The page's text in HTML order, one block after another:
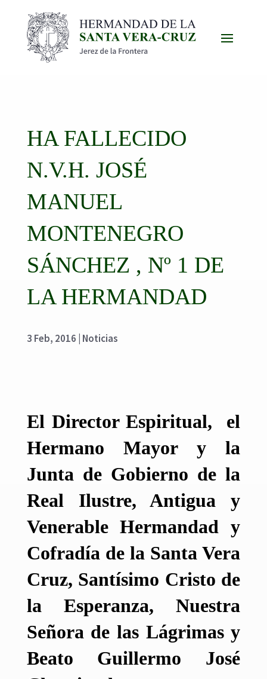
HA FALLECIDO
N.V.H. JOSÉ
MANUEL
MONTENEGRO
SÁNCHEZ , Nº 1 DE
LA HERMANDAD
3 Feb, 2016 Noticias
El Director Espiritual, el
Hermano Mayor y la
Junta de Gobierno de la
Real Ilustre, Antigua y
Venerable Hermandad y
Cofradía de la Santa Vera
Cruz, Santísimo Cristo de
la Esperanza, Nuestra
Señora de las Lágrimas y
Beato Guillermo José